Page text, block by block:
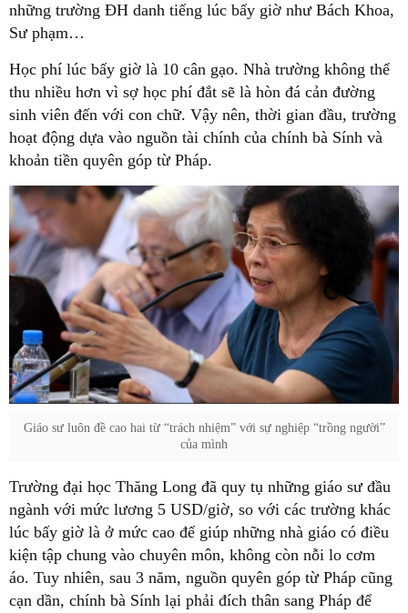
những trường ĐH danh tiếng lúc bấy giờ như Bách Khoa,
Sư phạm…
Học phí lúc bấy giờ là 10 cân gạo. Nhà trường không thể
thu nhiều hơn vì sợ học phí đắt sẽ là hòn đá cản đường
sinh viên đến với con chữ. Vậy nên, thời gian đầu, trường
hoạt động dựa vào nguồn tài chính của chính bà Sính và
khoản tiền quyên góp từ Pháp.
Giáo sư luôn đề cao hai từ “trách nhiệm” với sự nghiệp “trồng người”
của mình
Trường đại học Thăng Long đã quy tụ những giáo sư đầu
ngành với mức lương 5 USD/giờ, so với các trường khác
lúc bấy giờ là ở mức cao để giúp những nhà giáo có điều
kiện tập chung vào chuyên môn, không còn nỗi lo cơm
áo. Tuy nhiên, sau 3 năm, nguồn quyên góp từ Pháp cũng
cạn dần, chính bà Sính lại phải đích thân sang Pháp để